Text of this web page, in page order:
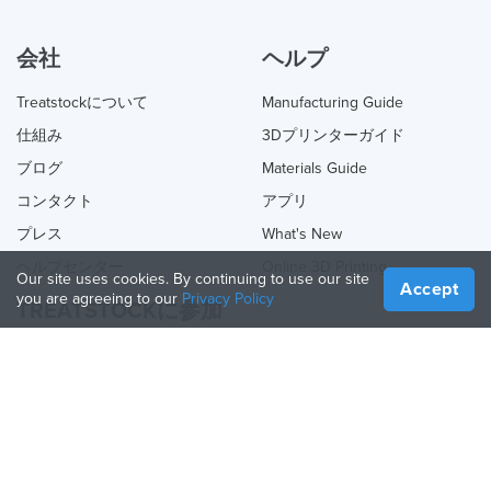
会社
Treatstockについて
仕組み
ブログ
コンタクト
プレス
ヘルプ
Manufacturing Guide
3Dプリンターガイド
Materials Guide
アプリ
What's New
Online 3D Printing
TREATSTOCKに参加
Our site uses cookies. By continuing to use our site
you are agreeing to our Privacy Policy Accept